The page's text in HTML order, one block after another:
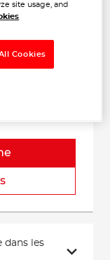
dans les
site usage, and
Cookies